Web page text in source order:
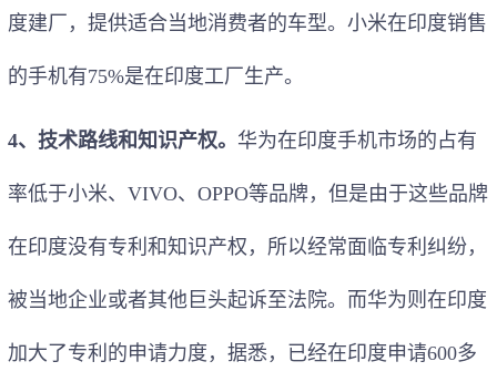
度建厂，提供适合当地消费者的车型。小米在印度销售
的手机有75%是在印度工厂生产。
4、技术路线和知识产权。 华为在印度手机市场的占有
率低于小米、VIVO、OPPO等品牌，但是由于这些品牌
在印度没有专利和知识产权，所以经常面临专利纠纷，
被当地企业或者其他巨头起诉至法院。而华为则在印度
加大了专利的申请力度，据悉，已经在印度申请600多